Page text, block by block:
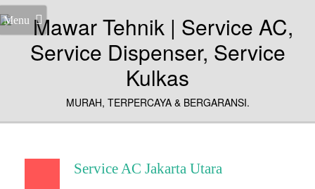
Menu
MURAH, TERPERCAYA & BERGARANSI.
Service AC Jakarta Utara